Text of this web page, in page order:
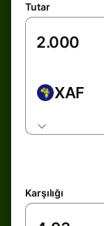
Tutar
XAF
Karşılığı